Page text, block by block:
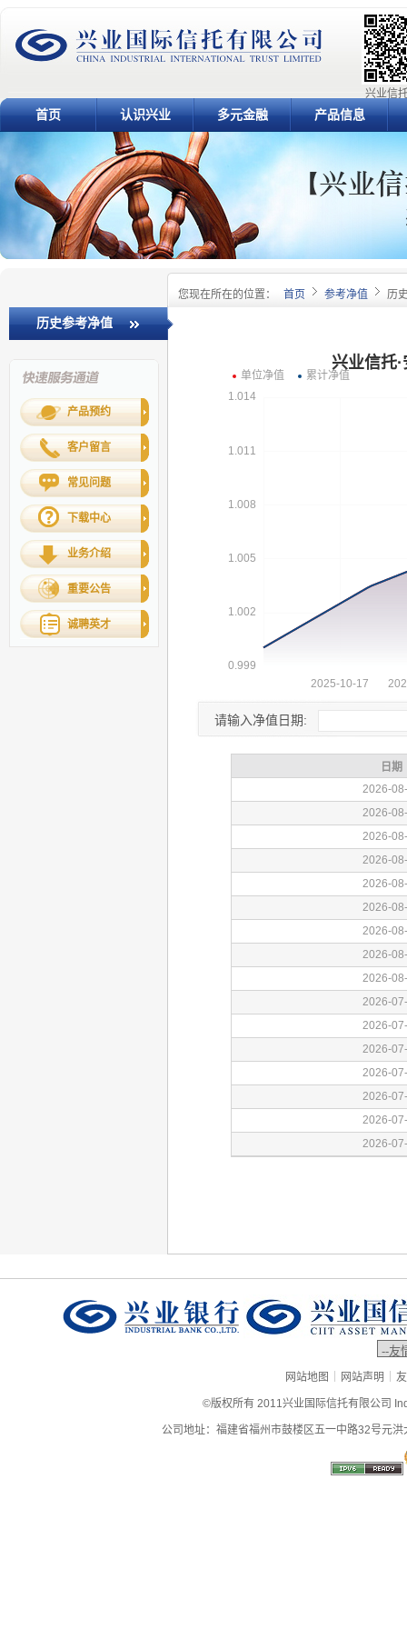
兴业信
首页 认识兴业 多元金融 产品信息
您现在所在的位置： 首页 参考净值 历
历史参考净值
产品预约
客户留言
常见问题
下载中心
业务介绍
重要公告
诚聘英才
请输入净值日期:
网站地图 | 网站声明 |
©版权所有 2011兴业国际信托有限公司
公司地址：福建省福州市鼓楼区五一中路32号元